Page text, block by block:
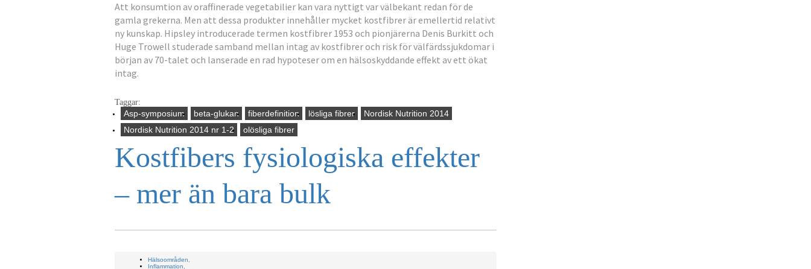
Att konsumtion av oraffinerade vegetabilier kan vara nyttigt var välbekant redan för de
gamla grekerna. Men att dessa produkter innehåller mycket kostfibrer är emellertid relativt
ny kunskap. Hipsley introducerade termen kostfibrer 1953 och pionjärerna Denis Burkitt och
Huge Trowell studerade samband mellan intag av kostfibrer och risk för välfärdssjukdomar i
början av 70-talet och lanserade en rad hypoteser om en hälsoskyddande effekt av ett ökat
intag.
Taggar:
Asp-symposium beta-glukan fiberdefinition lösliga fibrer
Nordisk Nutrition 2014
Nordisk Nutrition 2014 nr 1-2
olösliga fibrer
Kostfibers fysiologiska effekter
– mer än bara bulk
Hälsoområden,
Inflammation,